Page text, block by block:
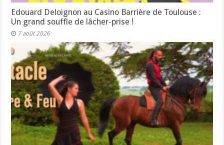
Edouard Deloignon au Casino Barrière de Toulouse :
Un grand souffle de lâcher-prise !
7 août 2026